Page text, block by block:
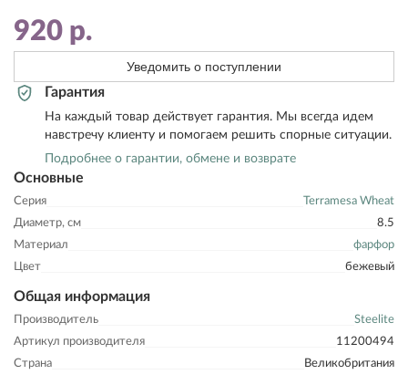
Основные
Серия
Terramesa Wheat
Диаметр, см
8.5
Материал
фарфор
Цвет
бежевый
Общая информация
Производитель
Steelite
Артикул производителя
11200494
Страна
Великобритания
920 р.
Уведомить о поступлении
Гарантия
На каждый товар действует гарантия. Мы всегда идем
навстречу клиенту и помогаем решить спорные ситуации.
Подробнее о гарантии, обмене и возврате